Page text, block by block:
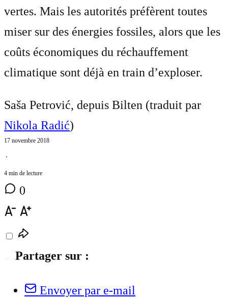
vertes. Mais les autorités préfèrent toutes
miser sur des énergies fossiles, alors que les
coûts économiques du réchauffement
climatique sont déjà en train d’exploser.
Saša Petrović, depuis Bilten (traduit par
Nikola Radić)
17 novembre 2018
⋅
4 min de lecture
0
Partager sur :
Envoyer par e-mail